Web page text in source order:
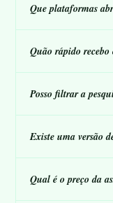
Que plataformas
Quão rápido recebo
Posso filtrar a
Existe uma versão
Qual é o preço da